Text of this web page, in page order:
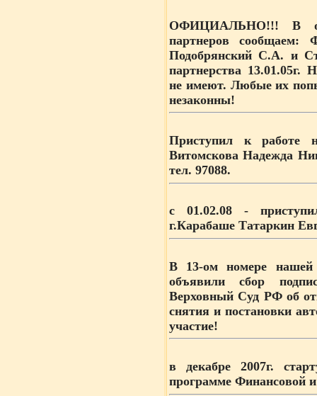
ОФИЦИАЛЬНО!!! В
партнеров сообщаем:
Подобрянский С.А. и
партнерства
не имеют. Любые их
незаконны!
Приступил к работе
Витомскова Надежда
тел. 97088.
с 01.02.08 -
г.Карабаше Татаркин
В 13-ом номере
объявили сбор
Верховный Суд РФ об
снятия и постановки
участие!
в декабре 2007г.
программе Финансовой